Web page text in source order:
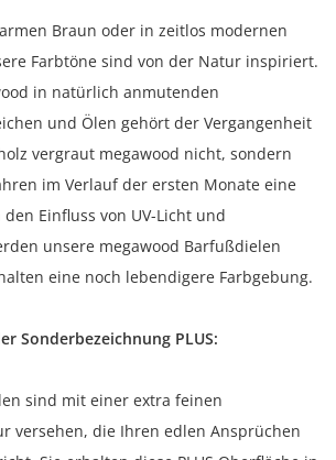
Braun oder in zeitlos modernen
Farbtöne sind von der Natur inspiriert.
in natürlich anmutenden
und Ölen gehört der Vergangenheit
vergraut megawood nicht, sondern
im Verlauf der ersten Monate eine
Einfluss von UV-Licht und
unsere megawood Barfußdielen
eine noch lebendigere Farbgebung.
Sonderbezeichnung PLUS:
sind mit einer extra feinen
versehen, die Ihren edlen Ansprüchen